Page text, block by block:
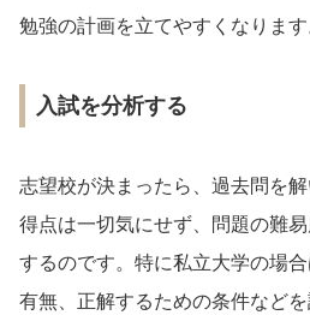
勉強の計画を立てやすくなります
入試を分析する
志望校が決まったら、過去問を
得点は一切気にせず、問題の難
するのです。特に私立大学の場
有無、正解するための条件など